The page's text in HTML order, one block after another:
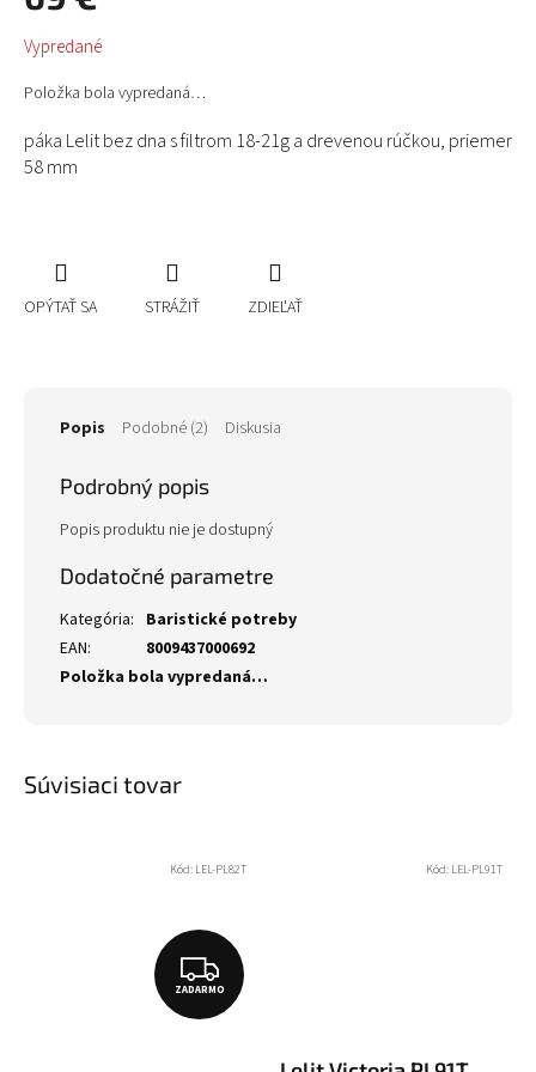
Jednotková
cena:
Vypredané
Položka bola vypredaná…
páka Lelit bez dna s filtrom 18-21g a drevenou rúčkou, priemer
58 mm
OPÝTAŤ SA STRÁŽIŤ ZDIEĽAŤ
Popis Podobné (2) Diskusia
Podrobný popis
Popis produktu nie je dostupný
Dodatočné parametre
Kategória: Baristické potreby
EAN:
8009437000692
Položka bola vypredaná…
Súvisiaci tovar
Z
A
ZADARMO
Kód: LEL-PL82T Kód: LEL-PL91T